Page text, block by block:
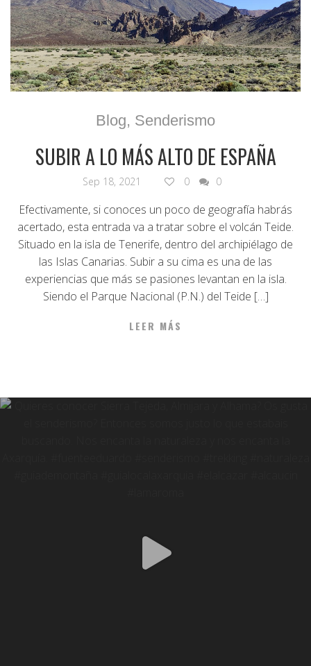
Blog, Senderismo
SUBIR A LO MÁS ALTO DE ESPAÑA
Sep 18, 2021 0 0
Efectivamente, si conoces un poco de geografía habrás
acertado, esta entrada va a tratar sobre el volcán Teide.
Situado en la isla de Tenerife, dentro del archipiélago de
las Islas Canarias. Subir a su cima es una de las
experiencias que más se pasiones levantan en la isla.
Siendo el Parque Nacional (P.N.) del Teide […]
LEER MÁS